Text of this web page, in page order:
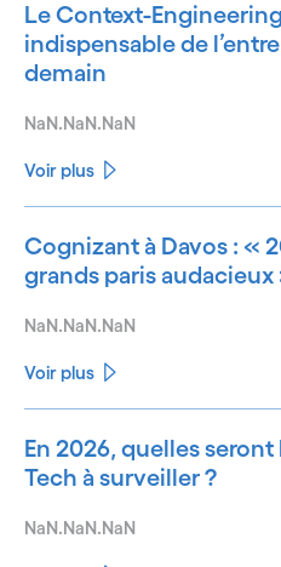
Le Context-
indispensable de
demain
NaN.NaN.NaN
Voir plus
Cognizant à Davos : «
grands paris audacieux
NaN.NaN.NaN
Voir plus
En 2026, quelles
Tech à surveiller ?
NaN.NaN.NaN